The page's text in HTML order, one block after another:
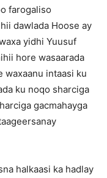
farogaliso
dawlada Hoose ay
yidhi Yuusuf
hore wasaarada
waxaanu intaasi ku
ku noqo sharciga
gacmahayga
halkaasi ka hadlay